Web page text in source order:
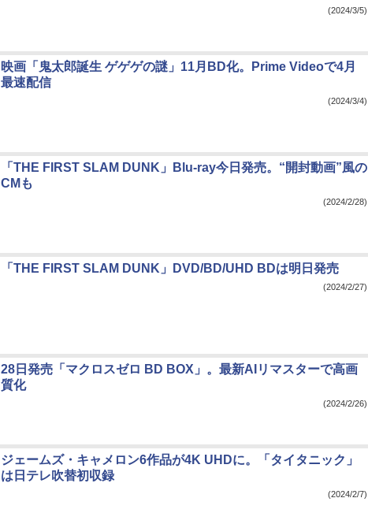
(2024/3/5)
映画「鬼太郎誕生 ゲゲゲの謎」11月BD化。Prime Videoで4月
最速配信
(2024/3/4)
「THE FIRST SLAM DUNK」Blu-ray今日発売。“開封動画”風の
CMも
(2024/2/28)
「THE FIRST SLAM DUNK」DVD/BD/UHD BDは明日発売
(2024/2/27)
28日発売「マクロスゼロ BD BOX」。最新AIリマスターで高画
質化
(2024/2/26)
ジェームズ・キャメロン6作品が4K UHDに。「タイタニック」
は日テレ吹替初収録
(2024/2/7)